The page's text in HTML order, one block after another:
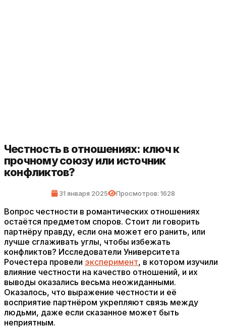
Честность в отношениях: ключ к
прочному союзу или источник
конфликтов?
31 января 2025 Просмотров: 1628
Вопрос честности в романтических отношениях
остаётся предметом споров. Стоит ли говорить
партнёру правду, если она может его ранить, или
лучше сглаживать углы, чтобы избежать
конфликтов? Исследователи Университета
Рочестера провели эксперимент, в котором изучили
влияние честности на качество отношений, и их
выводы оказались весьма неожиданными.
Оказалось, что выражение честности и её
восприятие партнёром укрепляют связь между
людьми, даже если сказанное может быть
неприятным.